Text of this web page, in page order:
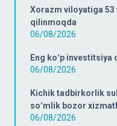
Xorazm viloyatiga
qilinmoqda
06/08/2026
Eng koʻp
06/08/2026
Kichik tadbirkorlik
soʻmlik bozor
06/08/2026